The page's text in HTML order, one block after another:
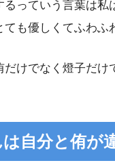
るっていう言葉は
も優しくてふわふ
だけでなく燈子だけ
自分と侑が